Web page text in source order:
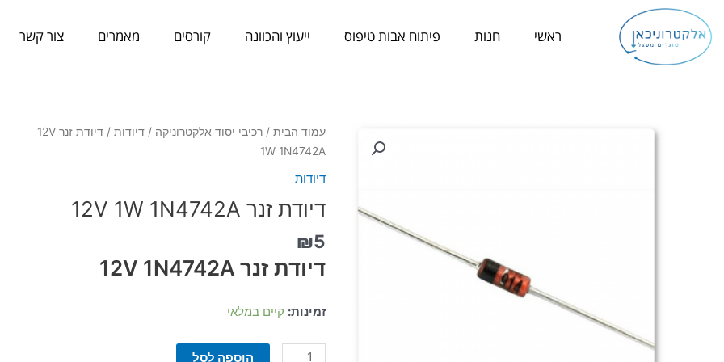
לתוכן
ראשי חנות פיתוח אבות טיפוס ייעוץ והכוונה קורסים מאמרים צור קשר
עמוד הבית/ רכיבי יסוד אלקטרוניקה / דיודות
/ דיודת זנר 12V
1W 1N4742A
דיודות
דיודת זנר 12V 1W 1N4742A
₪5
דיודת זנר 12V 1N4742A
זמינות: קיים במלאי
כמות
של
12V
1N4742A
הוספה לסל